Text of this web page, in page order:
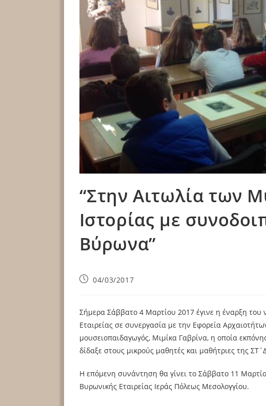
“Στην Αιτωλία των
Ιστορίας με
Βύρωνα”
04/03/2017
Σήμερα Σάββατο 4 Μαρτίου 2017 έγινε η έναρξη του
Εταιρείας σε συνεργασία με την Εφορεία
μουσειοπαιδαγωγός, Μιμίκα Γαβρίνα, η οποία
δίδαξε στους μικρούς μαθητές και μαθήτριες της
Η επόμενη συνάντηση θα γίνει το Σάββατο 11
Βυρωνικής Εταιρείας Ιεράς Πόλεως Μεσολογγίου.